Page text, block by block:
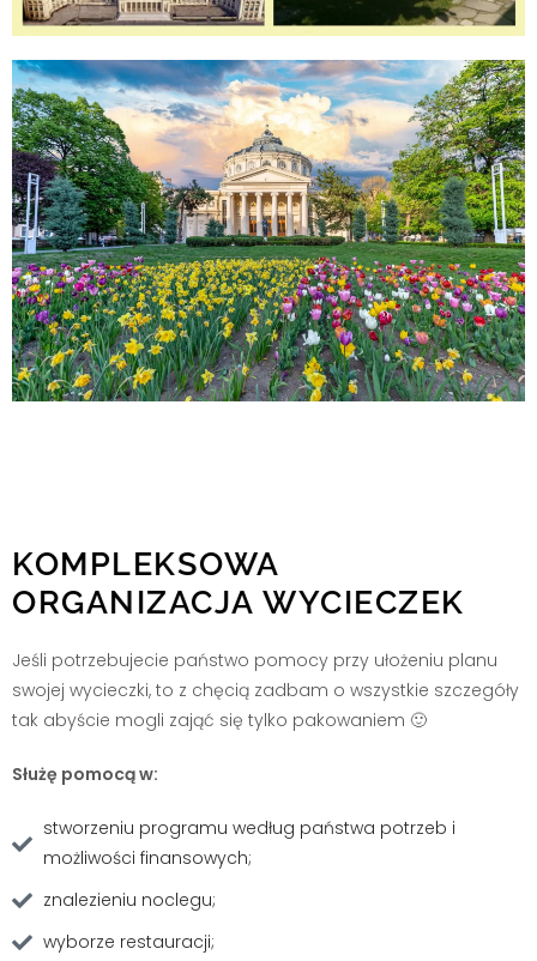
KOMPLEKSOWA
ORGANIZACJA WYCIECZEK
Jeśli potrzebujecie państwo pomocy przy ułożeniu planu
swojej wycieczki, to z chęcią zadbam o wszystkie szczegóły
tak abyście mogli zająć się tylko pakowaniem 🙂
Służę pomocą w:
stworzeniu programu według państwa potrzeb i
możliwości finansowych;
znalezieniu noclegu;
wyborze restauracji;